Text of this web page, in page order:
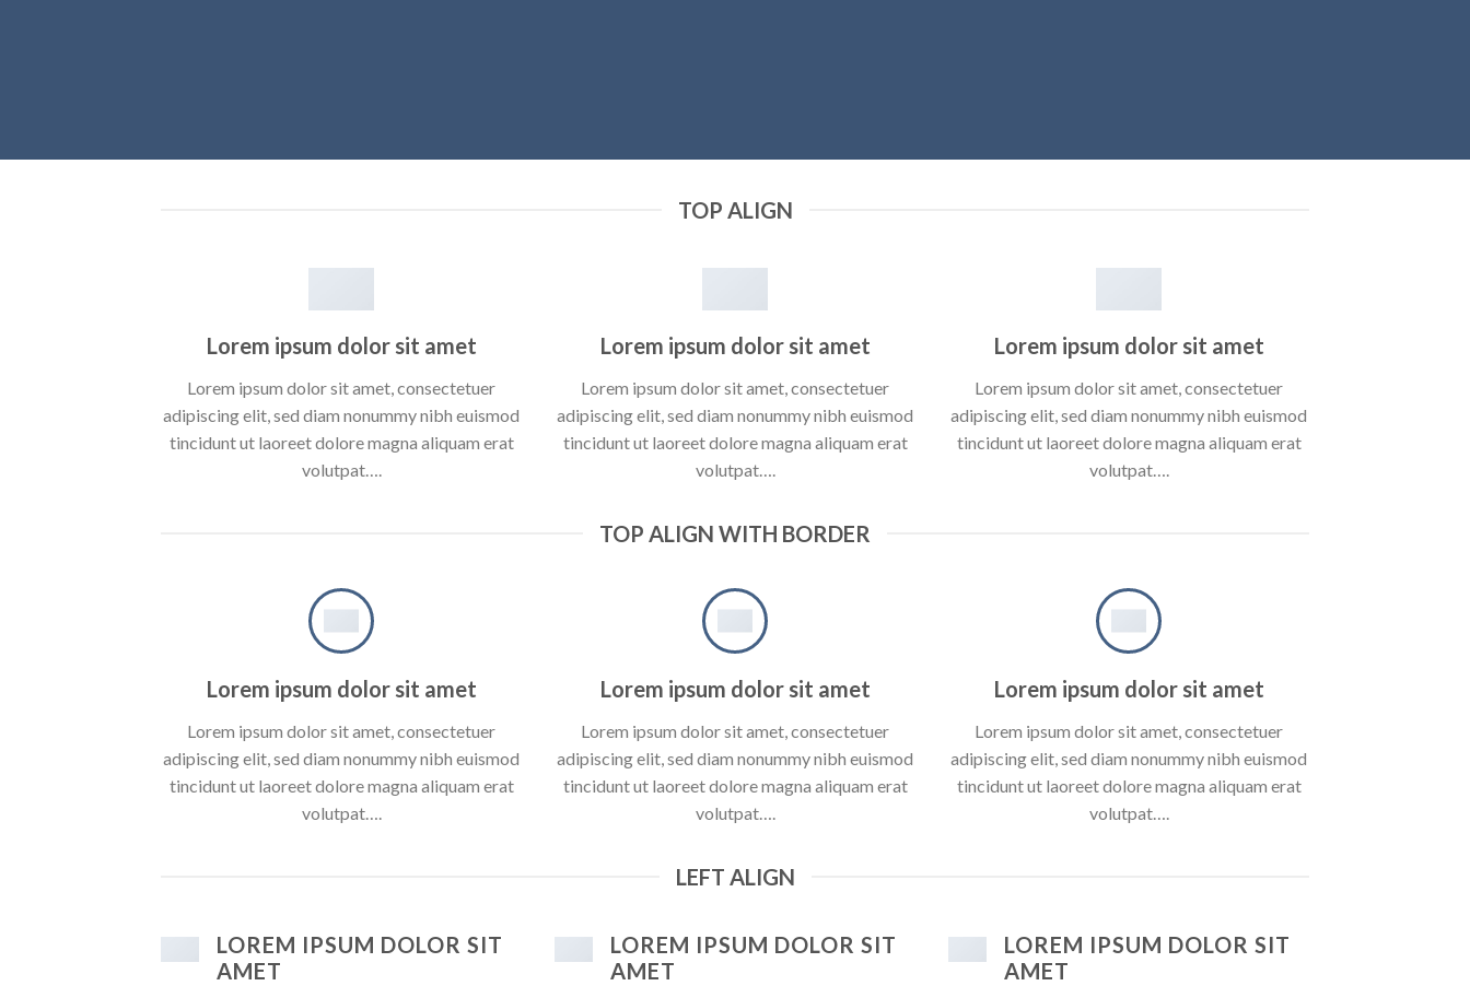
TOP ALIGN
Lorem ipsum dolor sit amet
Lorem ipsum dolor sit amet, consectetuer
adipiscing elit, sed diam nonummy nibh euismod
tincidunt ut laoreet dolore magna aliquam erat
volutpat….
Lorem ipsum dolor sit amet
Lorem ipsum dolor sit amet, consectetuer
adipiscing elit, sed diam nonummy nibh euismod
tincidunt ut laoreet dolore magna aliquam erat
volutpat….
Lorem ipsum dolor sit amet
Lorem ipsum dolor sit amet, consectetuer
adipiscing elit, sed diam nonummy nibh euismod
tincidunt ut laoreet dolore magna aliquam erat
volutpat….
TOP ALIGN WITH BORDER
Lorem ipsum dolor sit amet
Lorem ipsum dolor sit amet, consectetuer
adipiscing elit, sed diam nonummy nibh euismod
tincidunt ut laoreet dolore magna aliquam erat
volutpat….
Lorem ipsum dolor sit amet
Lorem ipsum dolor sit amet, consectetuer
adipiscing elit, sed diam nonummy nibh euismod
tincidunt ut laoreet dolore magna aliquam erat
volutpat….
Lorem ipsum dolor sit amet
Lorem ipsum dolor sit amet, consectetuer
adipiscing elit, sed diam nonummy nibh euismod
tincidunt ut laoreet dolore magna aliquam erat
volutpat….
LEFT ALIGN
LOREM IPSUM DOLOR SIT
AMET
LOREM IPSUM DOLOR SIT
AMET
LOREM IPSUM DOLOR SIT
AMET